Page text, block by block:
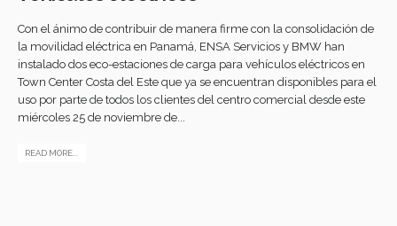
Con el ánimo de contribuir de manera firme con la consolidación de
la movilidad eléctrica en Panamá, ENSA Servicios y BMW han
instalado dos eco-estaciones de carga para vehículos eléctricos en
Town Center Costa del Este que ya se encuentran disponibles para el
uso por parte de todos los clientes del centro comercial desde este
miércoles 25 de noviembre de...
READ MORE...